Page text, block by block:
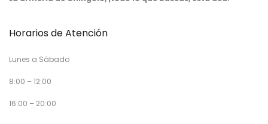
Horarios de Atención
Lunes a Sábado
8:00 – 12:00
16:00 – 20:00